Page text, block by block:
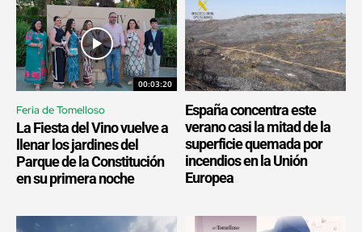
00:03:20
Feria de Tomelloso
La Fiesta del Vino vuelve a
llenar los jardines del
Parque de la Constitución
en su primera noche
España concentra este
verano casi la mitad de la
superficie quemada por
incendios en la Unión
Europea